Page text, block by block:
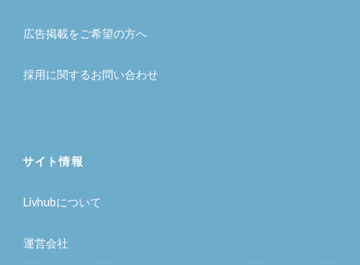
広告掲載をご希望の方へ
採用に関するお問い合わせ
サイト情報
Livhubについて
運営会社